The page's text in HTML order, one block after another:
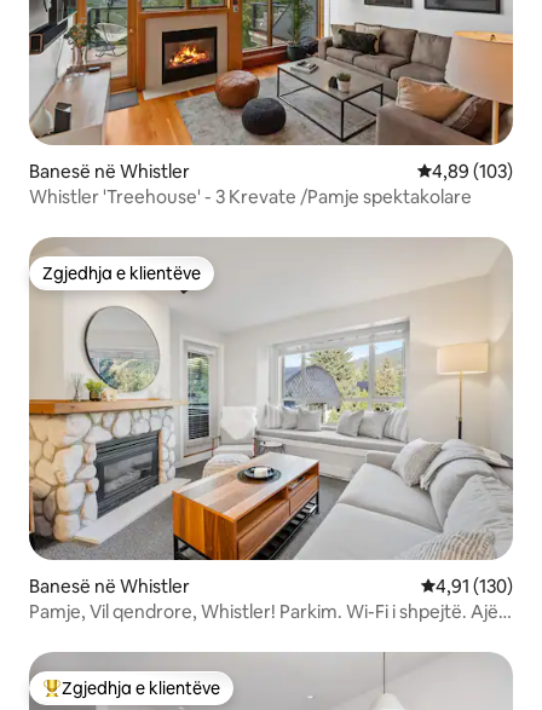
Banesë në Whistler Vlerësimi
4,89 (103)
Whistler 'Treehouse' - 3 Krevate /Pamje spektakolare
Zgjedhja e klientëve
Zgjedhja e klientëve
Banesë në Whistler Vlerësimi
4,91 (130)
Pamje, Vil qendrore, Whistler! Parkim. Wi-Fi i shpejtë. Ajër i
Më të mirat e zgjedhjeve të klientëve
Zgjedhja e klientëve